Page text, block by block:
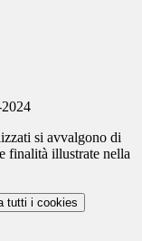
si avvalgono di
finalità illustrate nella
tutti i cookies